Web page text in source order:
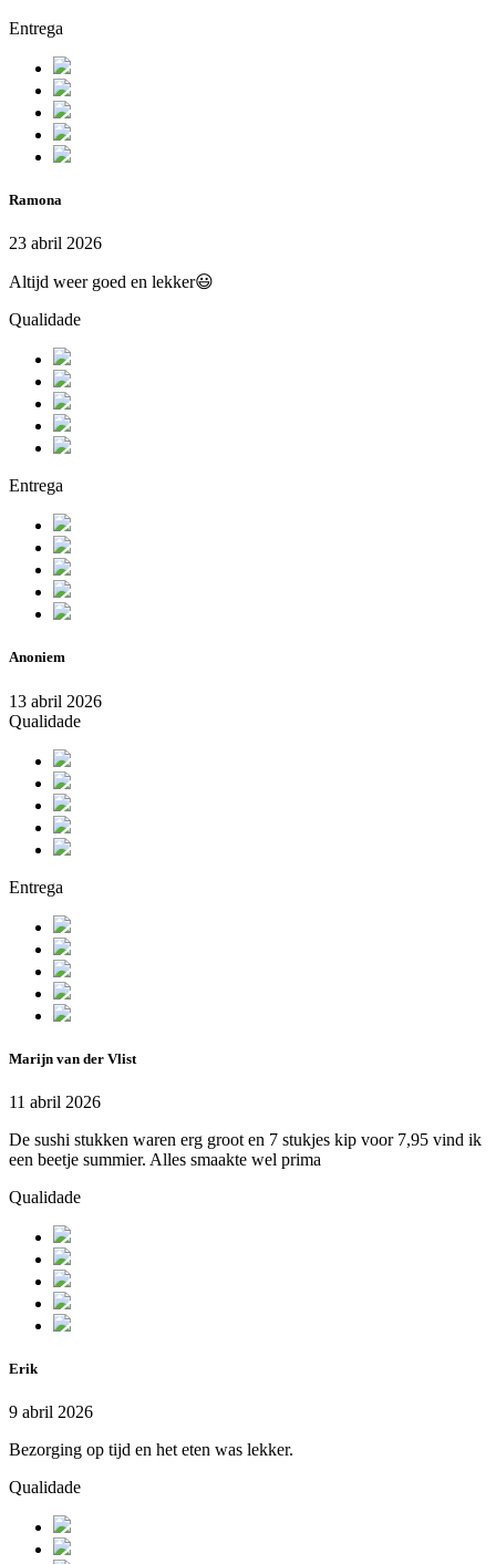
Entrega
Ramona
23 abril 2026
Altijd weer goed en lekker😃
Qualidade
Entrega
Anoniem
13 abril 2026
Qualidade
Entrega
Marijn van der Vlist
11 abril 2026
De sushi stukken waren erg groot en 7 stukjes kip voor 7,95 vind ik
een beetje summier. Alles smaakte wel prima
Qualidade
Erik
9 abril 2026
Bezorging op tijd en het eten was lekker.
Qualidade